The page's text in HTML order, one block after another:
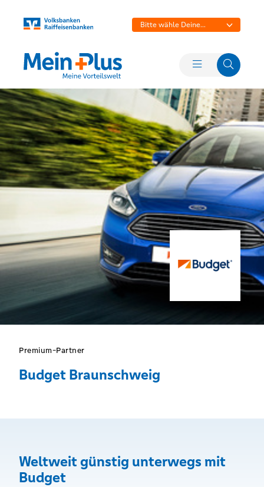
Bitte wähle Deine
Premium-Partner
Budget Braunschweig
Weltweit günstig unterwegs mit
Budget